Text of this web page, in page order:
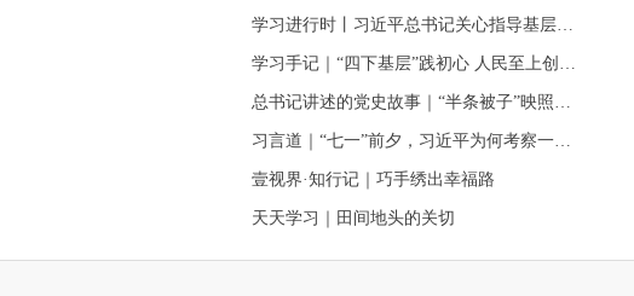
壹视界·知行记｜巧手绣出幸福路
天天学习｜田间地头的关切